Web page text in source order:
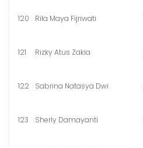
120
Rila Maya Fijriwati
121
Rizky Atus Zakia
122
Sabrina Natasya Dwi
123
Sherly Damayanti